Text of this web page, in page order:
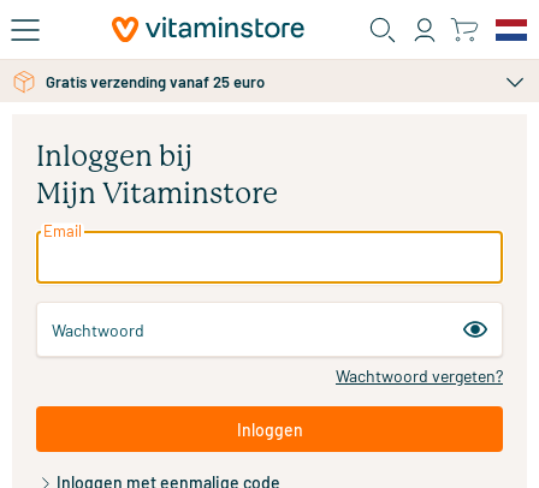
Ga naar de hoofdinhoud
Gratis verzending vanaf 25 euro
Inloggen bij
Mijn Vitaminstore
Email
Wachtwoord
Wachtwoord vergeten?
Inloggen
Inloggen met eenmalige code